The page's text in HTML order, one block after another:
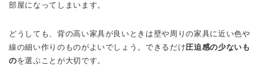
部屋になってしまいます。
どうしても、背の高い家具が良いときは壁や周りの家具に近い色や
線の細い作りのものがよいでしょう。できるだけ圧迫感の少ないも
のを選ぶことが大切です。